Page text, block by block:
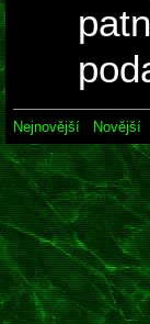
Nejnovější Novější